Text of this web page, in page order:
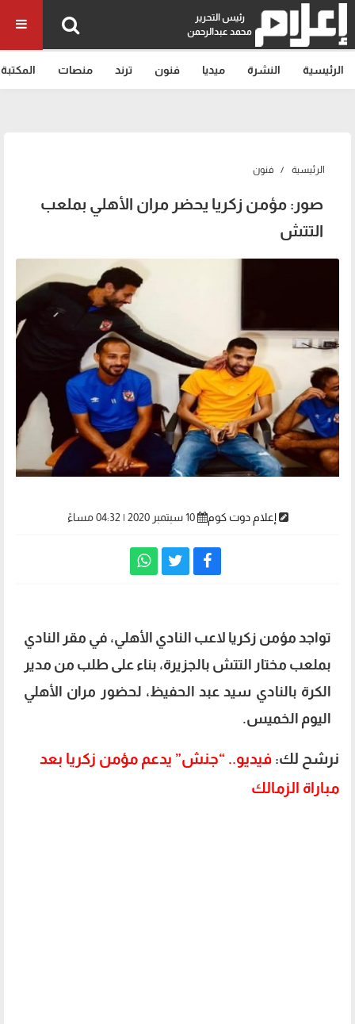
رئيس التحرير
محمد عبدالرحمن
الرئيسية النشرة ميديا فنون ترند منصات المكتبة
الرئيسية فنون
صور: مؤمن زكريا يحضر مران الأهلي بملعب
التتش
إعلام دوت كوم 10 سبتمبر 2020 | 04:32 مساءً
تواجد مؤمن زكريا لاعب النادي الأهلي، في مقر النادي
بملعب مختار التتش بالجزيرة، بناء على طلب من مدير
الكرة بالنادي سيد عبد الحفيظ، لحضور مران الأهلي
اليوم الخميس.
نرشح لك: فيديو.. “جنش” يدعم مؤمن زكريا بعد
مباراة الزمالك